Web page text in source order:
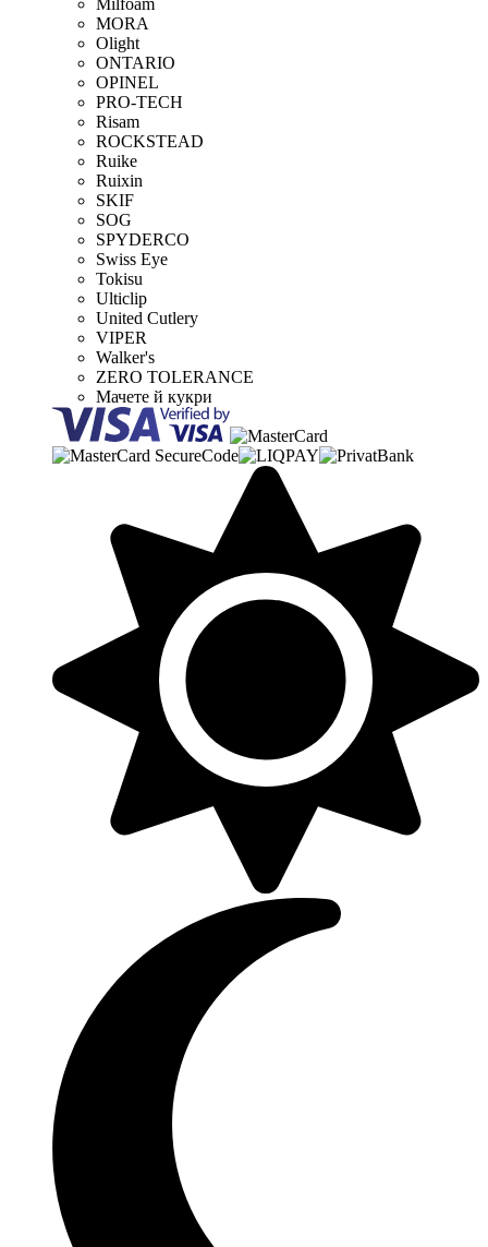
Milfoam
MORA
Olight
ONTARIO
OPINEL
PRO-TECH
Risam
ROCKSTEAD
Ruike
Ruixin
SKIF
SOG
SPYDERCO
Swiss Eye
Tokisu
Ulticlip
United Cutlery
VIPER
Walker's
ZERO TOLERANCE
Мачете й кукри